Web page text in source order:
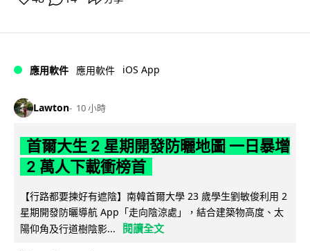
應用軟件 應用軟件 iOS App
Lawton 10 小時
首爾大生 2 星期開發防曬地圖 一日暴增
2 萬人下載衝榜首
【行路都要揀好有遮陰】南韓首爾大學 23 歲學生劉敏俊利用 2
星期開發防曬導航 App「走向陰涼處」，結合建築物高度、太
陽仰角及行道樹陰影...
閱讀全文